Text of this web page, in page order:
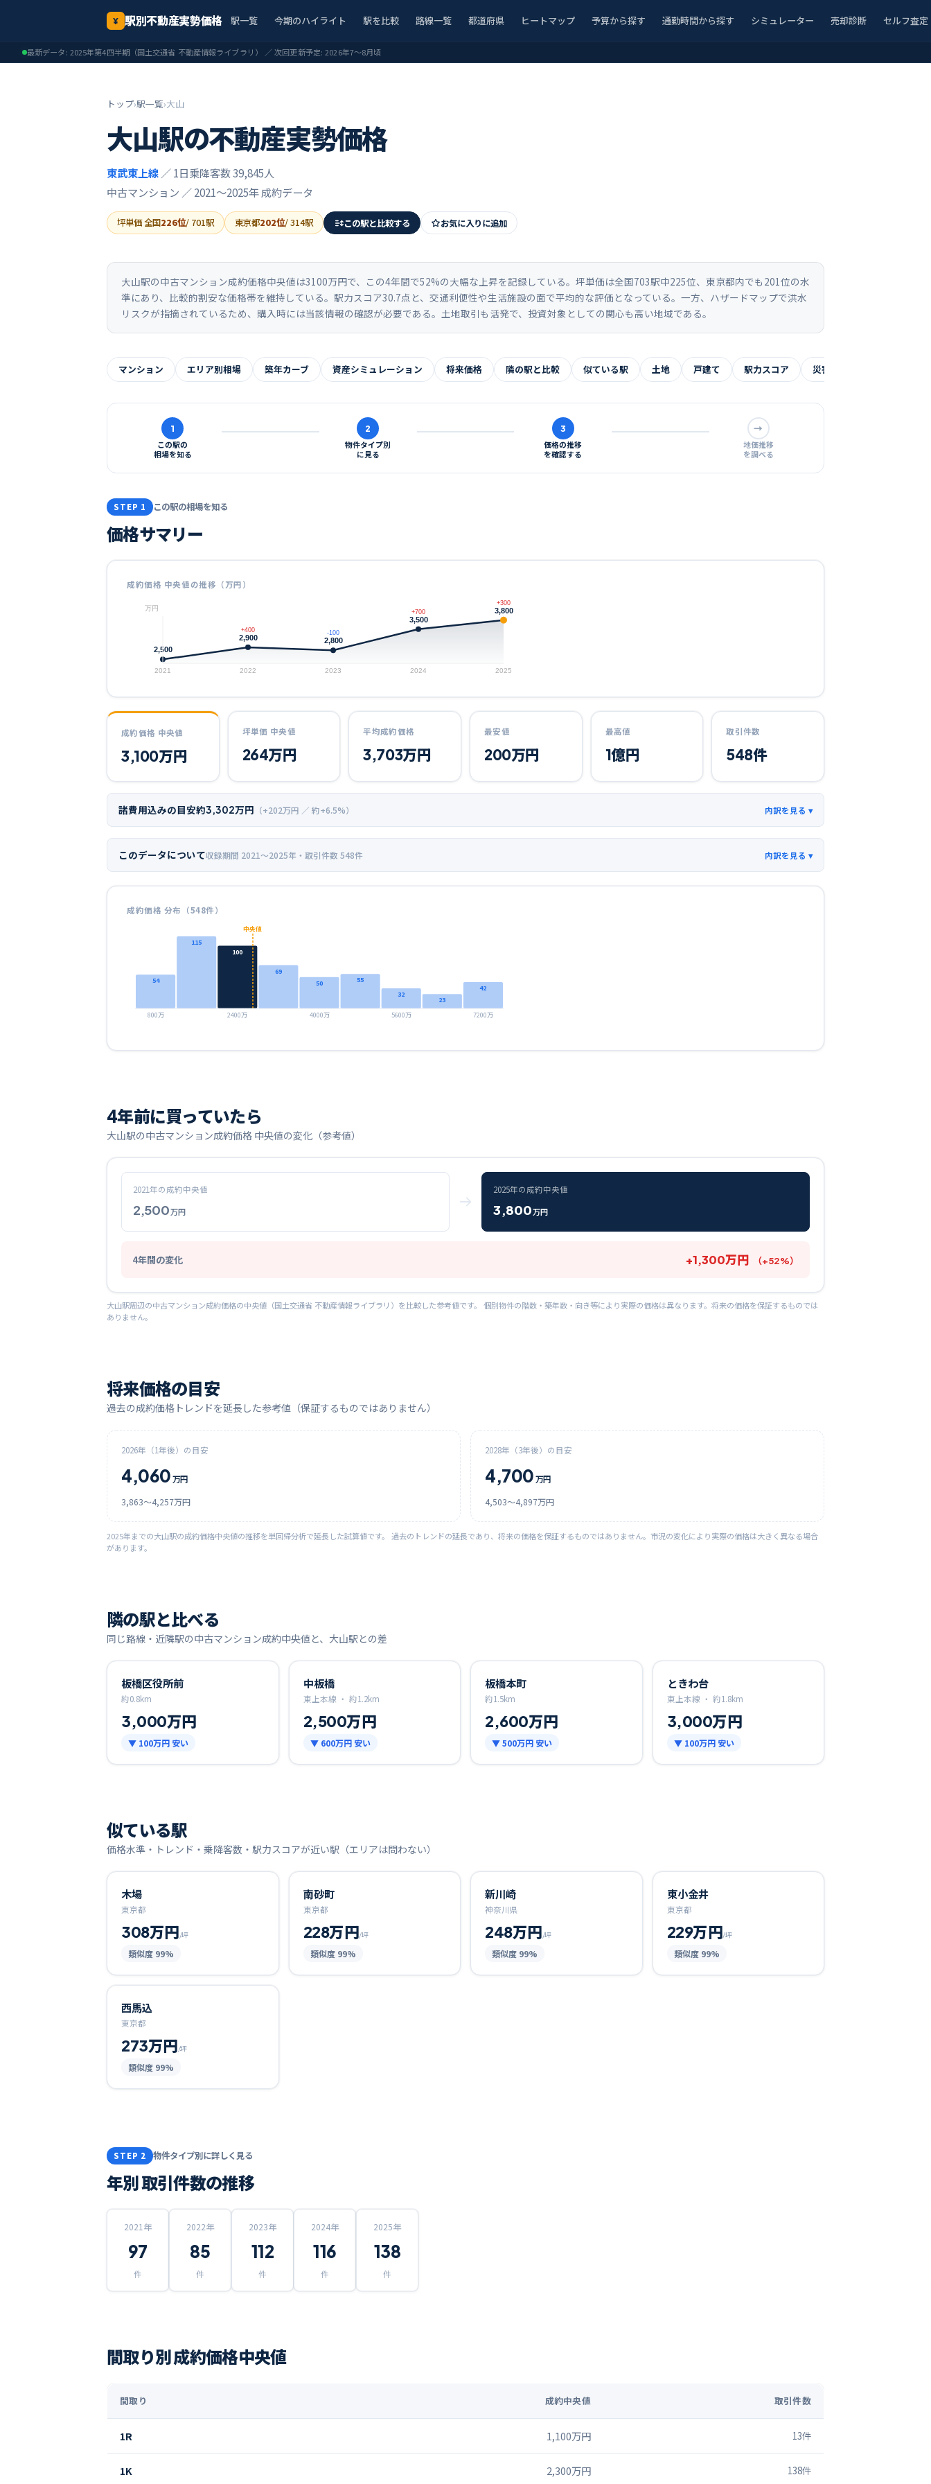
¥ 駅別不動産実勢価格 駅一覧 今期のハイライト 駅を比較 路線一覧 都道府県 ヒートマップ 予算から探す 通勤時間から探す シミュレーター 売却診断 セルフ査定
最新データ: 2025年第4四半期（国土交通省 不動産情報ライブラリ） ／ 次回更新予定:2026年7〜8月頃
トップ›駅一覧›大山
大山駅の不動産実勢価格
東武東上線 ／ 1日乗降客数 39,845人
中古マンション ／2021〜2025年成約データ
坪単価 全国226位/ 701駅 東京都202位/314駅 この駅と比較する お気に入りに追加
大山駅の中古マンション成約価格中央値は3100万円で、この4年間で52%の大幅な上昇を記録している。坪単価は全国703駅中225位、東京都内でも201位の水
準にあり、比較的割安な価格帯を維持している。駅力スコア30.7点と、交通利便性や生活施設の面で平均的な評価となっている。一方、ハザードマップで洪水
リスクが指摘されているため、購入時には当該情報の確認が必要である。土地取引も活発で、投資対象としての関心も高い地域である。
マンション エリア別相場 築年カーブ 資産シミュレーション 将来価格 隣の駅と比較 似ている駅 土地 戸建て 駅力スコア 災害リスク
1
この駅の
相場を知る
2
物件タイプ別
に見る
3
価格の推移
を確認する
→
地価推移
を調べる
STEP 1 この駅の相場を知る
価格サマリー
成約価格 中央値の推移（万円）
万円
2,500
2021
2,900
+400
2022
2,800
-100
2023
3,500
+700
2024
3,800
+300
2025
成約価格 中央値
3,100万円
坪単価 中央値
264万円
平均成約価格
3,703万円
最安値
200万円
最高値
1億円
取引件数
548件
諸費用込みの目安約3,302万円 （+202万円 ／ 約+6.5%）
このデータについて収録期間 2021〜2025年 ・取引件数 548件
成約価格 分布（548件）
54
115
100
69
50
55
32
23
42
800万 2400万 4000万 5600万 7200万
中央値
4年前に買っていたら
大山駅の中古マンション成約価格 中央値の変化（参考値）
2021年の成約中央値
2,500万円
2025年の成約中央値
3,800万円
4年間の変化 +1,300万円 （+52%）
大山駅周辺の中古マンション成約価格の中央値（国土交通省 不動産情報ライブラリ）を比較した参考値です。 個別物件の階数・築年数・向き等により実際の価格は異なります。将来の価格を保証するものでは
ありません。
将来価格の目安
過去の成約価格トレンドを延長した参考値（保証するものではありません）
2026年（1年後）の目安
4,060 万円
3,863〜4,257万円
2028年（3年後）の目安
4,700 万円
4,503〜4,897万円
2025年までの大山駅の成約価格中央値の推移を単回帰分析で延長した試算値です。 過去のトレンドの延長であり、将来の価格を保証するものではありません。市況の変化により実際の価格は大きく異なる場合
があります。
隣の駅と比べる
同じ路線・近隣駅の中古マンション成約中央値と、 大山駅との差
板橋区役所前
約0.8km
3,000万円
▼ 100万円 安い
中板橋
東上本線 ・ 約1.2km
2,500万円
▼ 600万円 安い
板橋本町
約1.5km
2,600万円
▼500万円 安い
ときわ台
東上本線 ・ 約1.8km
3,000万円
▼ 100万円 安い
似ている駅
価格水準・トレンド・乗降客数・駅力スコアが近い駅（エリアは問わない）
木場
東京都
308万円/坪
類似度 99%
南砂町
東京都
228万円/坪
類似度 99%
新川崎
神奈川県
248万円/坪
類似度 99%
東小金井
東京都
229万円/坪
類似度 99%
西馬込
東京都
273万円/坪
類似度 99%
STEP 2 物件タイプ別に詳しく見る
年別 取引件数の推移
2021 年
97
件
2022年
85
件
2023年
112
件
2024年
116
件
2025年
138
件
間取り別 成約価格中央値
間取り 成約中央値 取引件数
1R 1,100万円 13件
1K 2,300万円 138件